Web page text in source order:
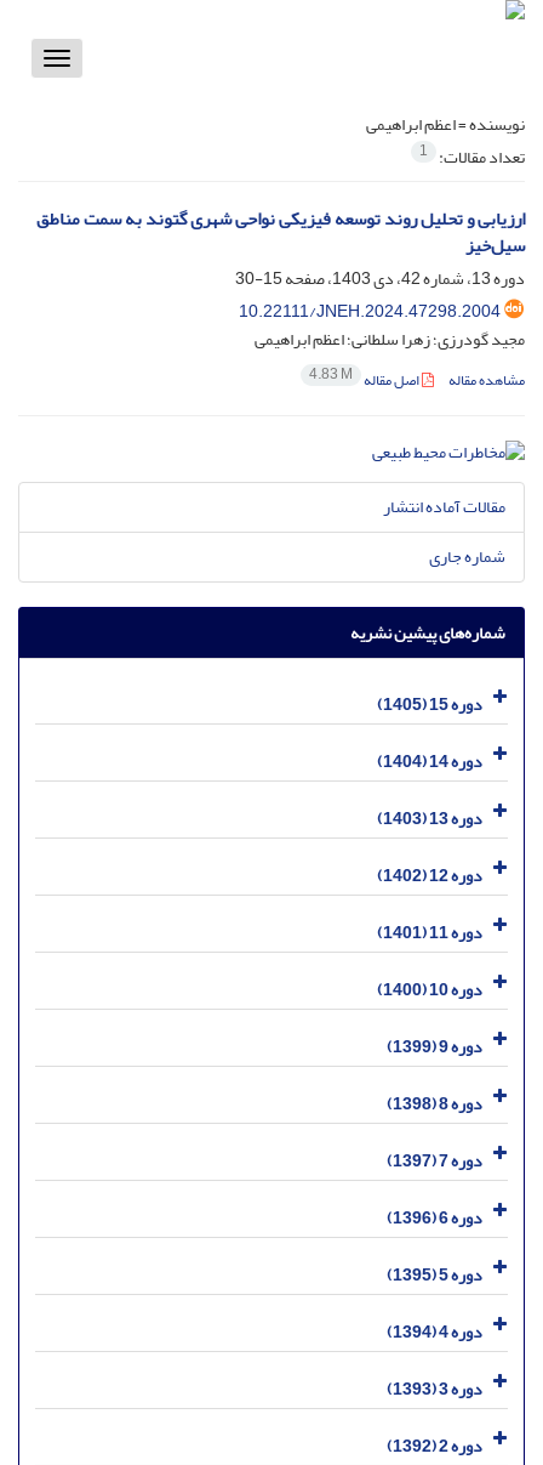
Toggle
نویسنده =اعظم ابراهیمی
تعداد مقالات: 1
ارزیابی و تحلیل روند توسعه فیزیکی نواحی شهری گتوند به سمت مناطق
سیل‌خیز
دوره 13، شماره 42، دی 1403، صفحه
15-30
10.22111/JNEH.2024.47298.2004
مجید گودرزی؛ زهرا سلطانی؛ اعظم ابراهیمی
مشاهده مقاله اصل مقاله 4.83 M
مقالات آماده انتشار
شماره جاری
شماره‌های پیشین نشریه
دوره 15 (1405)
دوره 14 (1404)
دوره 13 (1403)
دوره 12 (1402)
دوره 11 (1401)
دوره 10 (1400)
دوره 9 (1399)
دوره 8 (1398)
دوره 7 (1397)
دوره 6 (1396)
دوره 5 (1395)
دوره 4 (1394)
دوره 3 (1393)
دوره 2 (1392)